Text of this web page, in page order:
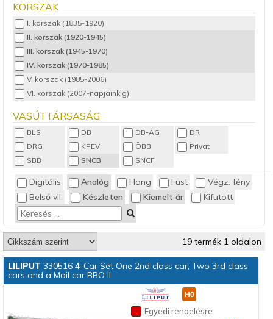
Vezérlőkocsi
KORSZAK
I. korszak (1835-1920)
II. korszak (1920-1945)
III. korszak (1945-1970)
IV. korszak (1970-1985)
V. korszak (1985-2006)
VI. korszak (2007-napjainkig)
VASÚTTÁRSASÁG
BLS DB DB-AG
DR
DRG
KPEV ÖBB
Privat
SBB
SNCB SNCF
Digitális Analóg Hang Füst
Végz. fény
Belső vil.
Készleten Kiemelt ár Kifutott
19 termék 1 oldalon
LILIPUT 330516 4-Car Set One 2nd class car, Two 3rd class
cars and a Mail car BBO II
Egyedi rendelésre